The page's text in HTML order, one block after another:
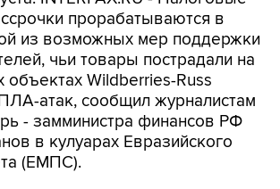
прорабатываются в
из возможных мер поддержки
чьи товары пострадали на
объектах Wildberries-Russ
атак, сообщил журналистам
- замминистра финансов РФ
в кулуарах Евразийского
(ЕМПС).